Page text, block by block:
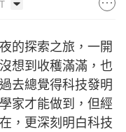
的探索之旅，一開
想到收穫滿滿，也
去總覺得科技發明
家才能做到，但經
，更深刻明白科技